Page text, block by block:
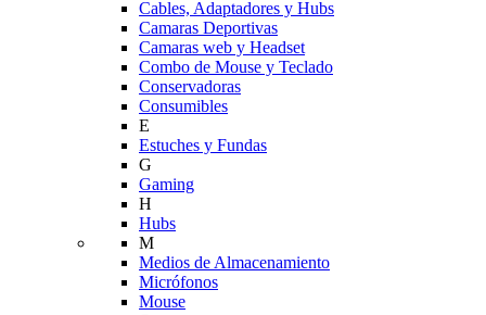
Cables, Adaptadores y Hubs
Camaras Deportivas
Camaras web y Headset
Combo de Mouse y Teclado
Conservadoras
Consumibles
E
Estuches y Fundas
G
Gaming
H
Hubs
M
Medios de Almacenamiento
Micrófonos
Mouse